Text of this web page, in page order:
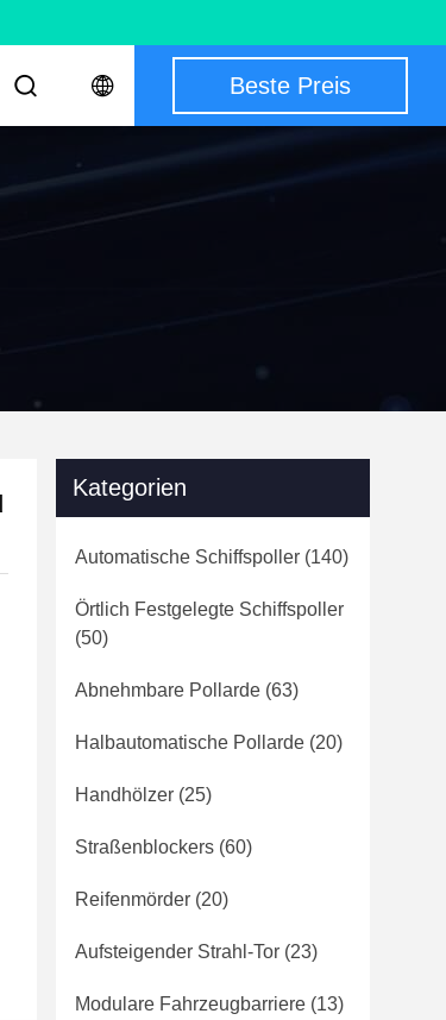
Beste Preis
Kategorien
Automatische Schiffspoller (140)
Örtlich Festgelegte Schiffspoller
(50)
Abnehmbare Pollarde (63)
Halbautomatische Pollarde (20)
Handhölzer (25)
Straßenblockers (60)
Reifenmörder (20)
Aufsteigender Strahl-Tor (23)
Modulare Fahrzeugbarriere (13)